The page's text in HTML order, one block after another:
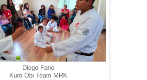
Diego Fano
Kuro Obi Team MRK